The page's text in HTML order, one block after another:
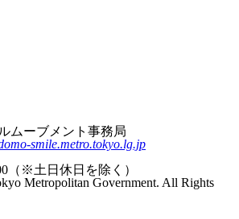
ムーブメント事務局
smile.metro.tokyo.lg.jp
（※土日休日を除く）
Metropolitan Government. All Rights